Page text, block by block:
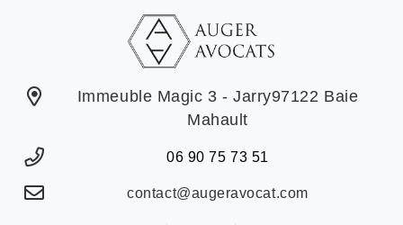
Immeuble Magic 3 - Jarry97122 Baie
Mahault
06 90 75 73 51
contact@augeravocat.com